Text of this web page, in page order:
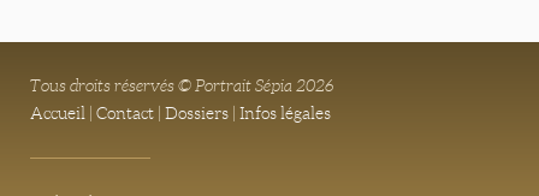
Tous droits réservés © Portrait Sépia 2026
Accueil
Contact Dossiers Infos légales